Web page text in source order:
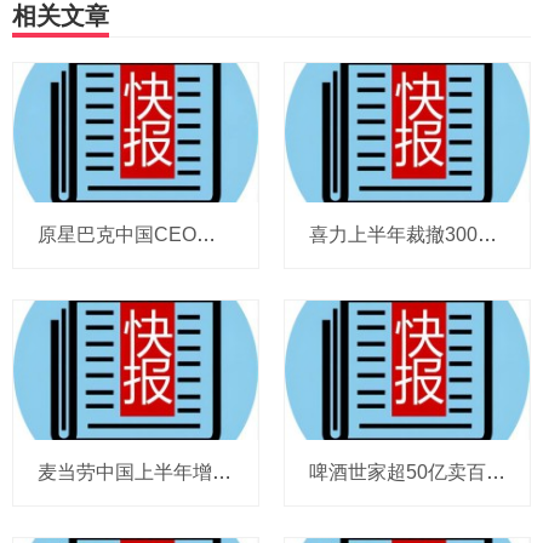
相关文章
原星巴克中国CEO蔡德粦掌舵恒隆，百胜中国完成必胜客内地所有权收购，泸溪河迎来反转，帝亚吉欧裁减岗位计划发布，秋天第一杯奶茶爆单 喜力上半年裁撤3000岗位，太古可口可乐总裁说饮料品类增长态势良好，华润饮料下半年要打三场关键战役，帝亚吉欧新帅努力应对白酒市场影响
麦当劳中国上半年增至8114家，达能CEO称现阶段更具进攻性，“小酒馆”海伦司盈警，现代牧业完成收购中国圣牧股权，茶颜悦色合肥首店开业 啤酒世家超50亿卖百威集团股份，宗庆后之子任新公司董事长，FIVE GUYS明年重点加密北京，三只松鼠华南总部入驻佛山，达能完成阿根廷合资